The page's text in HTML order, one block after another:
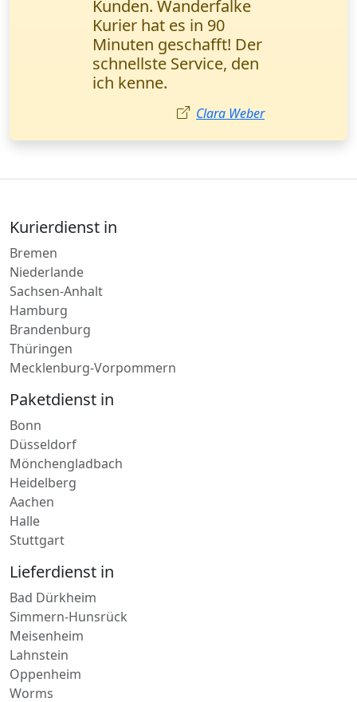
zusammen. Schnelle
Lieferung und
transparente
Sendungsverfolgung -
genau das, was wir
brauchen. Herr Weber,
Logistikmanager
(München).
Kurierdienst in
Bremen
Niederlande
Sachsen-Anhalt
Hamburg
Thüringen
Mecklenburg-Vorpommern
Paketdienst in
Bonn
Düsseldorf
Mönchengladbach
Heidelberg
Halle
Stuttgart
Lieferdienst in
Bad Dürkheim
Simmern-Hunsrück
Meisenheim